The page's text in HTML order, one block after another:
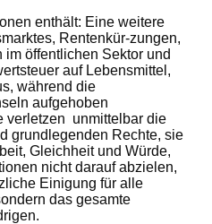
enthält: Eine weitere
Rentenkür-zungen,
öffentlichen Sektor und
auf Lebensmittel,
während die
aufgehoben
verletzen unmittelbar die
grundlegenden Rechte, sie
Gleichheit und Würde,
nicht darauf abzielen,
Einigung für alle
das gesamte